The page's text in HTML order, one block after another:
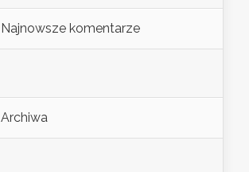
Najnowsze komentarze
Archiwa